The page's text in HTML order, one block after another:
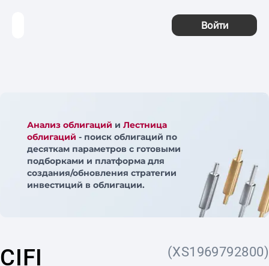
Войти
Анализ облигаций и Лестница
облигаций - поиск облигаций по
десяткам параметров с готовыми
подборками и платформа для
создания/обновления стратегии
инвестиций в облигации.
CIFI
(XS1969792800)